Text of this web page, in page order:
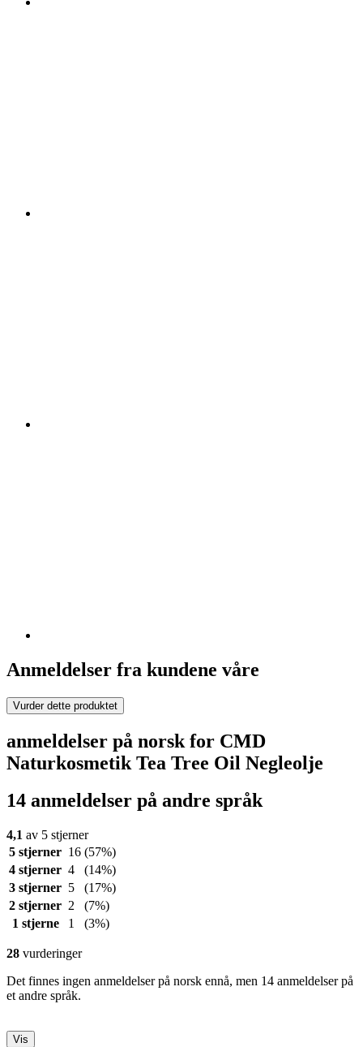
Anmeldelser fra kundene våre
Vurder dette produktet
anmeldelser på norsk for CMD
Naturkosmetik Tea Tree Oil Negleolje
14 anmeldelser på andre språk
4,1 av 5 stjerner
5 stjerner 16 (57%)
4 stjerner 4
(14%)
3 stjerner 5
(17%)
2 stjerner 2
(7%)
1 stjerne
1 (3%)
28 vurderinger
Det finnes ingen anmeldelser på norsk ennå, men 14 anmeldelser på
et andre språk.
Vis